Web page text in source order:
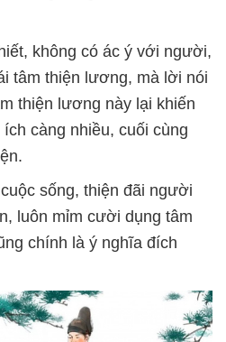
không có ác ý với người,
tâm thiện lương, mà lời nói
thiện lương này lại khiến
càng nhiều, cuối cùng
sống, thiện đãi người
luôn mỉm cười dụng tâm
chính là ý nghĩa đích